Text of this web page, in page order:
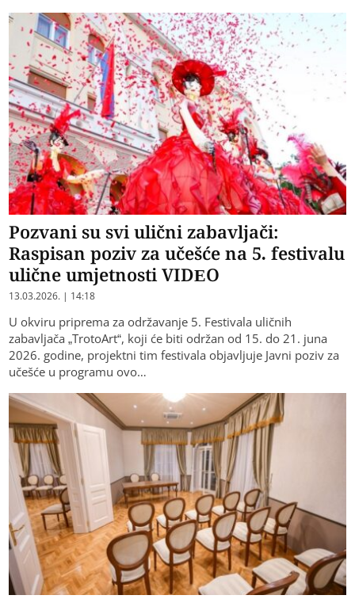
Pozvani su svi ulični zabavljači:
Raspisan poziv za učešće na 5. festivalu
ulične umjetnosti VIDEO
13.03.2026. | 14:18
U okviru priprema za održavanje 5. Festivala uličnih
zabavljača „TrotoArt“, koji će biti održan od 15. do 21. juna
2026. godine, projektni tim festivala objavljuje Javni poziv za
učešće u programu ovo…